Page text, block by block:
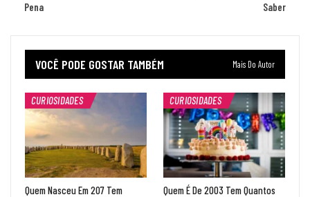
Pena
Saber
VOCÊ PODE GOSTAR TAMBÉM Mais Do Autor
CURIOSIDADES
Quem Nasceu Em 207 Tem
CURIOSIDADES
Quem É De 2003 Tem Quantos